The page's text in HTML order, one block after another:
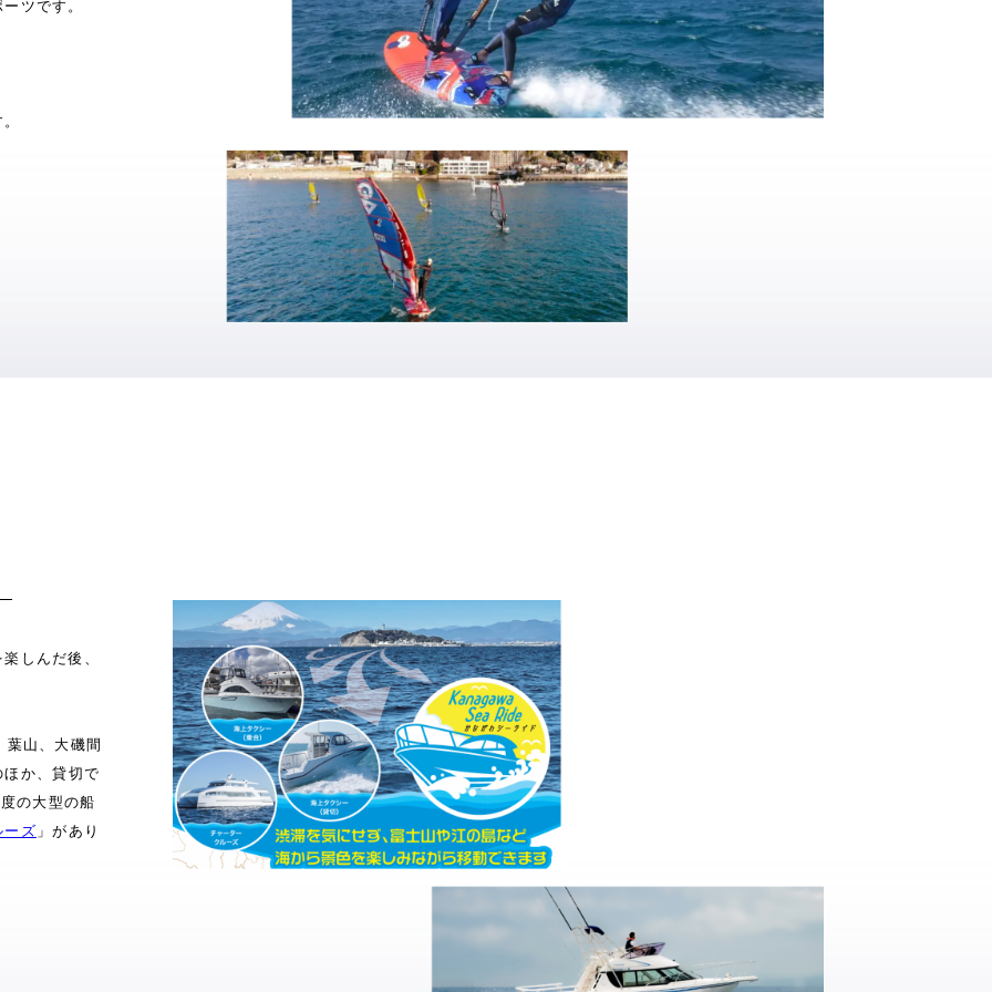
ツです。
しんだ後、
山、大磯間
ほか、貸切で
の大型の船
ーズ 」があり